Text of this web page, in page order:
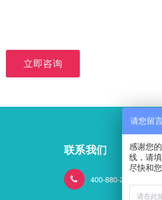
立即咨询
联系我们
400-880-2824
请您留
感谢您
线，请
尽快和您